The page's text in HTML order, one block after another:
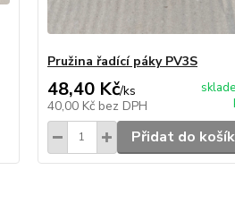
Pružina řadící páky PV3S
48,40 Kč/ks
40,00 Kč bez DPH
Přidat do